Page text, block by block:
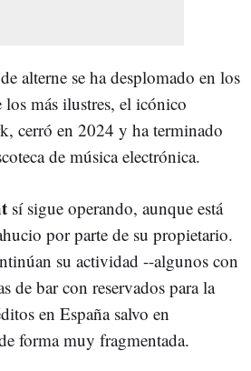
alterne se ha desplomado en los
más ilustres, el icónico
cerró en 2024 y ha terminado
de música electrónica.
sí sigue operando, aunque está
por parte de su propietario.
su actividad --algunos con
de bar con reservados para la
en España salvo en
forma muy fragmentada.